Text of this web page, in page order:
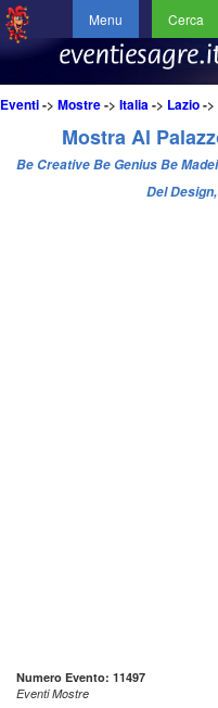
Menu Cerca
Eventi-> Mostre-> Italia-> Lazio->
Mostra Al
Be Creative Be Genius Be
Del
Numero Evento: 11497
Eventi Mostre